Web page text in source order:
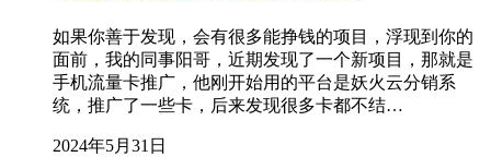
如果你善于发现，会有很多能挣钱的项目，浮现到你的
面前，我的同事阳哥，近期发现了一个新项目，那就是
手机流量卡推广，他刚开始用的平台是妖火云分销系
统，推广了一些卡，后来发现很多卡都不结…
2024年5月31日